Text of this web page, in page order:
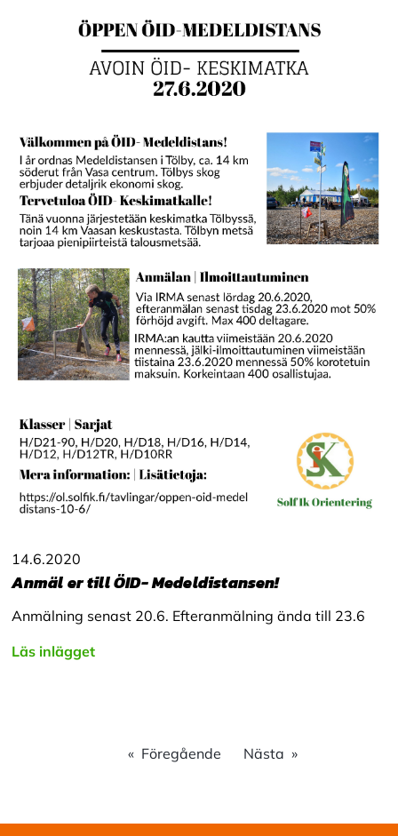
14.6.2020
Anmäl er till ÖID- Medeldistansen!
Anmälning senast 20.6. Efteranmälning ända till 23.6
Läs inlägget
Föregående Nästa